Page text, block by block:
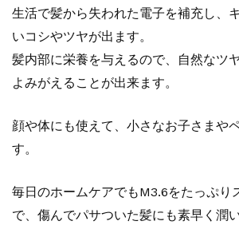
生活で髪から失われた電子を補充し、
いコシやツヤが出ます。
髪内部に栄養を与えるので、自然なツ
よみがえることが出来ます。
顔や体にも使えて、小さなお子さまや
す。
毎日のホームケアでもM3.6をたっぷり
で、傷んでパサついた髪にも素早く潤